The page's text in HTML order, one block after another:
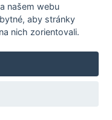
4.8
našem webu
, aby stránky
nich zorientovali.